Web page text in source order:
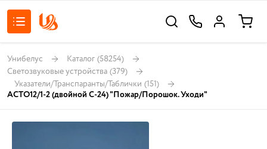
Унибелус Каталог (58254)
Светозвуковые устройства (379)
Указатели/Транспаранты/Таблички (151)
АСТО12/1-2 (двойной С-24) "Пожар/Порошок. Уходи"